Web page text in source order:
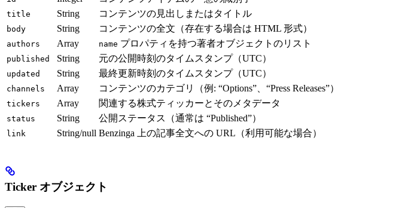
title String コンテンツの見出しまたはタイトル
body String コンテンツの全文（存在する場合は HTML 形式）
authors Array name プロパティを持つ著者オブジェクトのリスト
published String 元の公開時刻のタイムスタンプ（UTC）
updated String 最終更新時刻のタイムスタンプ（UTC）
channels Array コンテンツのカテゴリ（例: “Options”、“Press Releases”）
tickers Array 関連する株式ティッカーとそのメタデータ
status String 公開ステータス（通常は “Published”）
link String/null Benzinga 上の記事全文への URL（利用可能な場合）
Ticker オブジェクト